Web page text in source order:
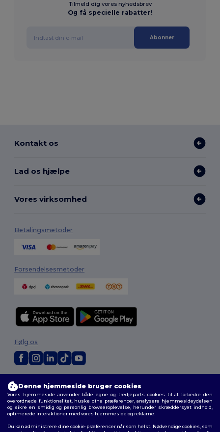
Tilmeld dig vores nyhedsbrev
Og få specielle rabatter!
Abonner
Kontakt os
Lad os hjælpe
Vores virksomhed
Betalingsmetoder
Forsendelsesmetoder
Vilkår og Betingelser|Tilpasset politik |Fortrolighedspolitik
cookies|Sitemap
Følg os
Denne hjemmeside bruger cookies
Vores hjemmeside anvender både egne og tredjeparts cookies til at forbedre den
overordnede funktionalitet, huske dine præferencer, analysere hjemmesideydelsen
og sikre en smidig og personlig browseroplevelse, herunder skræddersyet indhold,
optimerede interaktioner med vores hjemmeside og reklame.
Du kan administrere dine cookie-præferencer når som helst. Nødvendige cookies, som